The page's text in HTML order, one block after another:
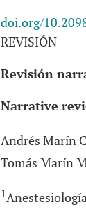
doi.org/
REVISIÓN
Revisión
Narrative
Andrés Marín
Tomás Marín
1